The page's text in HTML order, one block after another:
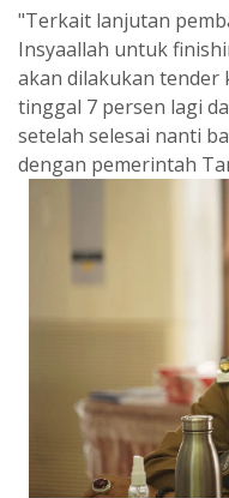
"Terkait lanjutan
Insyaallah untuk
akan dilakukan tender
tinggal 7 persen lagi
setelah selesai nanti
dengan pemerintah